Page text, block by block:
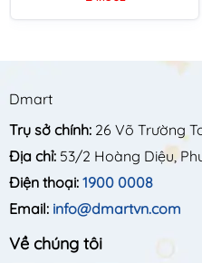
Dmart
Trụ sở chính: 26 Võ Trường
Địa chỉ: 53/2 Hoàng Diệu,
Điện thoại: 1900 0008
Email: info@dmartvn.com
Về chúng tôi